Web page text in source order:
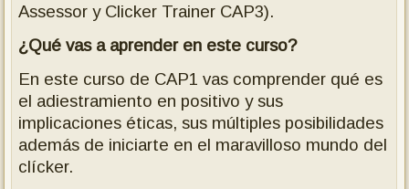
Assessor y Clicker Trainer CAP3).
¿Qué vas a aprender en este curso?
En este curso de CAP1 vas comprender qué es
el adiestramiento en positivo y sus
implicaciones éticas, sus múltiples posibilidades
además de iniciarte en el maravilloso mundo del
clícker.